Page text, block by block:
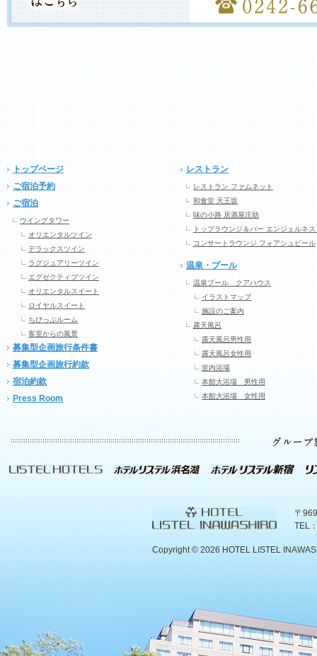
トップページ
ご宿泊予約
ご宿泊
ウイングタワー
オリエンタルツイン
デラックスツイン
ラグジュアリーツイン
エグゼクティブツイン
オリエンタルスイート
ロイヤルスイート
ちびっぷルーム
客室からの風景
募集型企画旅行条件書
募集型企画旅行約款
宿泊約款
Press Room
レストラン
レストラン ファムネット
和食堂 天王坂
味の小路 居酒屋庄助
トップラウンジ＆バー エンジェルネス
コンサートラウンジ フォアシュピール
温泉・プール
温泉プール クアハウス
イラストマップ
施設のご案内
露天風呂
露天風呂男性用
露天風呂女性用
室内浴場
本館大浴場 男性用
本館大浴場 女性用
〒
TEL
Copyright © 2026 HOTEL LISTEL